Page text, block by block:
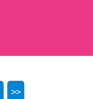
>>Next